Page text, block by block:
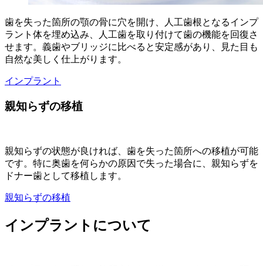
歯を失った箇所の顎の骨に穴を開け、人工歯根となるインプ
ラント体を埋め込み、人工歯を取り付けて歯の機能を回復さ
せます。義歯やブリッジに比べると安定感があり、見た目も
自然な美しく仕上がります。
インプラント
親知らずの移植
親知らずの状態が良ければ、歯を失った箇所への移植が可能
です。特に奥歯を何らかの原因で失った場合に、親知らずを
ドナー歯として移植します。
親知らずの移植
インプラントについて